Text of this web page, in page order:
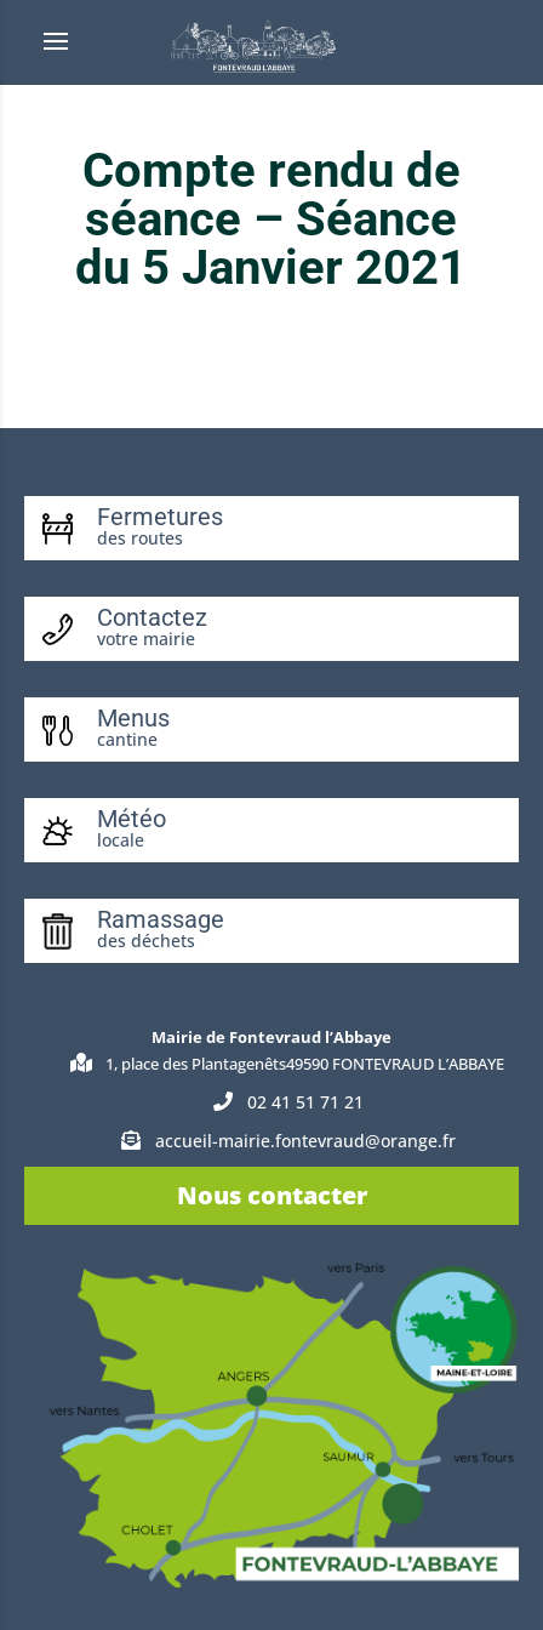
Compte rendu de
séance – Séance
du 5 Janvier 2021
Fermetures
des routes
Contactez
votre mairie
Menus
cantine
Météo
locale
Ramassage
des déchets
Mairie de Fontevraud l’Abbaye
1, place des Plantagenêts49590 FONTEVRAUD L’ABBAYE
02 41 51 71 21
accueil-mairie.fontevraud@orange.fr
Nous contacter